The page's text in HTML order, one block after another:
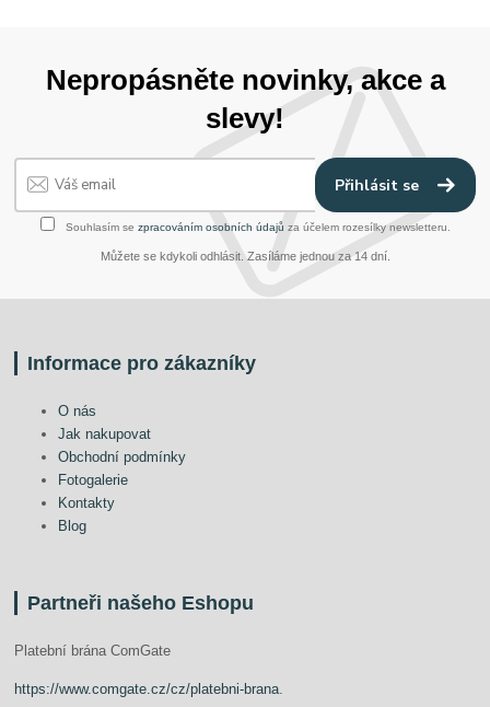
Nepropásněte novinky, akce a
slevy!
Přihlásit se
Souhlasím se zpracováním osobních údajů za účelem rozesílky newsletteru.
Můžete se kdykoli odhlásit. Zasíláme jednou za 14 dní.
Informace pro zákazníky
O nás
Jak nakupovat
Obchodní podmínky
Fotogalerie
Kontakty
Blog
Partneři našeho Eshopu
Platební brána ComGate
https://www.comgate.cz/cz/platebni-brana